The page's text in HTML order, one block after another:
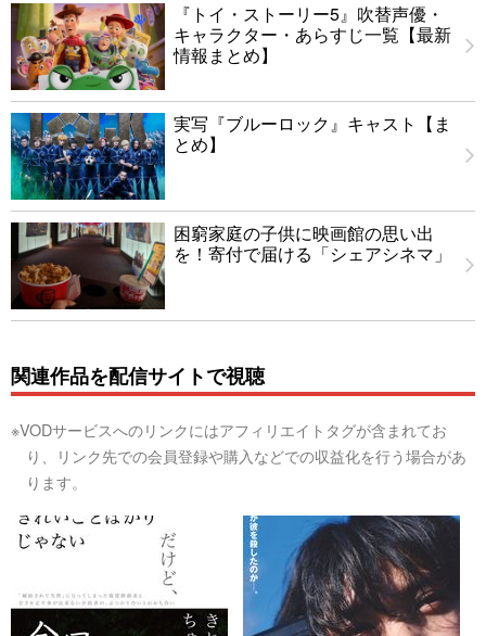
『トイ・ストーリー5』吹替声優・
キャラクター・あらすじ一覧【最新
情報まとめ】
実写『ブルーロック』キャスト【ま
とめ】
困窮家庭の子供に映画館の思い出
を！寄付で届ける「シェアシネマ」
関連作品を配信サイトで視聴
※VODサービスへのリンクにはアフィリエイトタグが含まれてお
り、リンク先での会員登録や購入などでの収益化を行う場合があ
ります。